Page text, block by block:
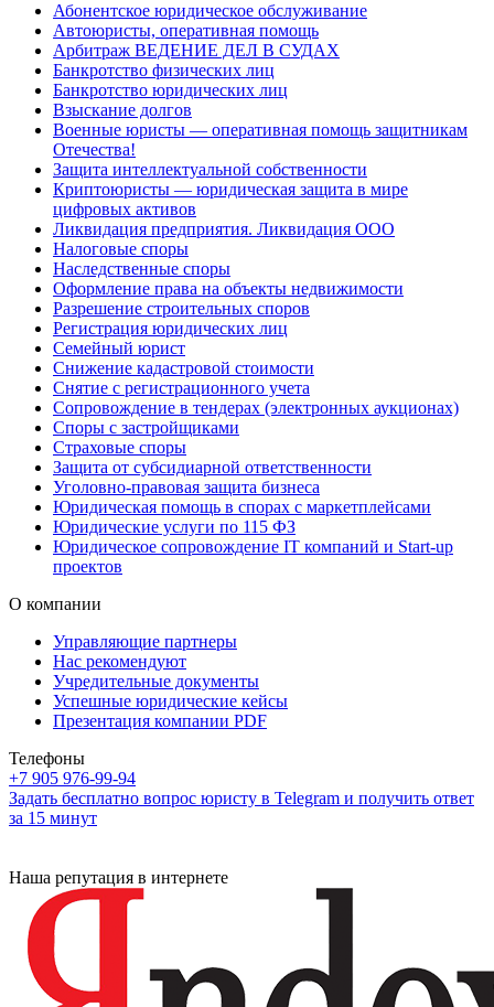
Абонентское юридическое обслуживание
Автоюристы, оперативная помощь
Арбитраж ВЕДЕНИЕ ДЕЛ В СУДАХ
Банкротство физических лиц
Банкротство юридических лиц
Взыскание долгов
Военные юристы — оперативная помощь защитникам
Отечества!
Защита интеллектуальной собственности
Криптоюристы — юридическая защита в мире
цифровых активов
Ликвидация предприятия. Ликвидация ООО
Налоговые споры
Наследственные споры
Оформление права на объекты недвижимости
Разрешение строительных споров
Регистрация юридических лиц
Семейный юрист
Снижение кадастровой стоимости
Снятие с регистрационного учета
Сопровождение в тендерах (электронных аукционах)
Споры с застройщиками
Страховые споры
Защита от субсидиарной ответственности
Уголовно-правовая защита бизнеса
Юридическая помощь в спорах с маркетплейсами
Юридические услуги по 115 ФЗ
Юридическое сопровождение IT компаний и Start-up
проектов
О компании
Управляющие партнеры
Нас рекомендуют
Учредительные документы
Успешные юридические кейсы
Презентация компании PDF
Телефоны
+7 905 976-99-94
Задать бесплатно вопрос юристу в Telegram и получить ответ
за 15 минут
Наша репутация в интернете